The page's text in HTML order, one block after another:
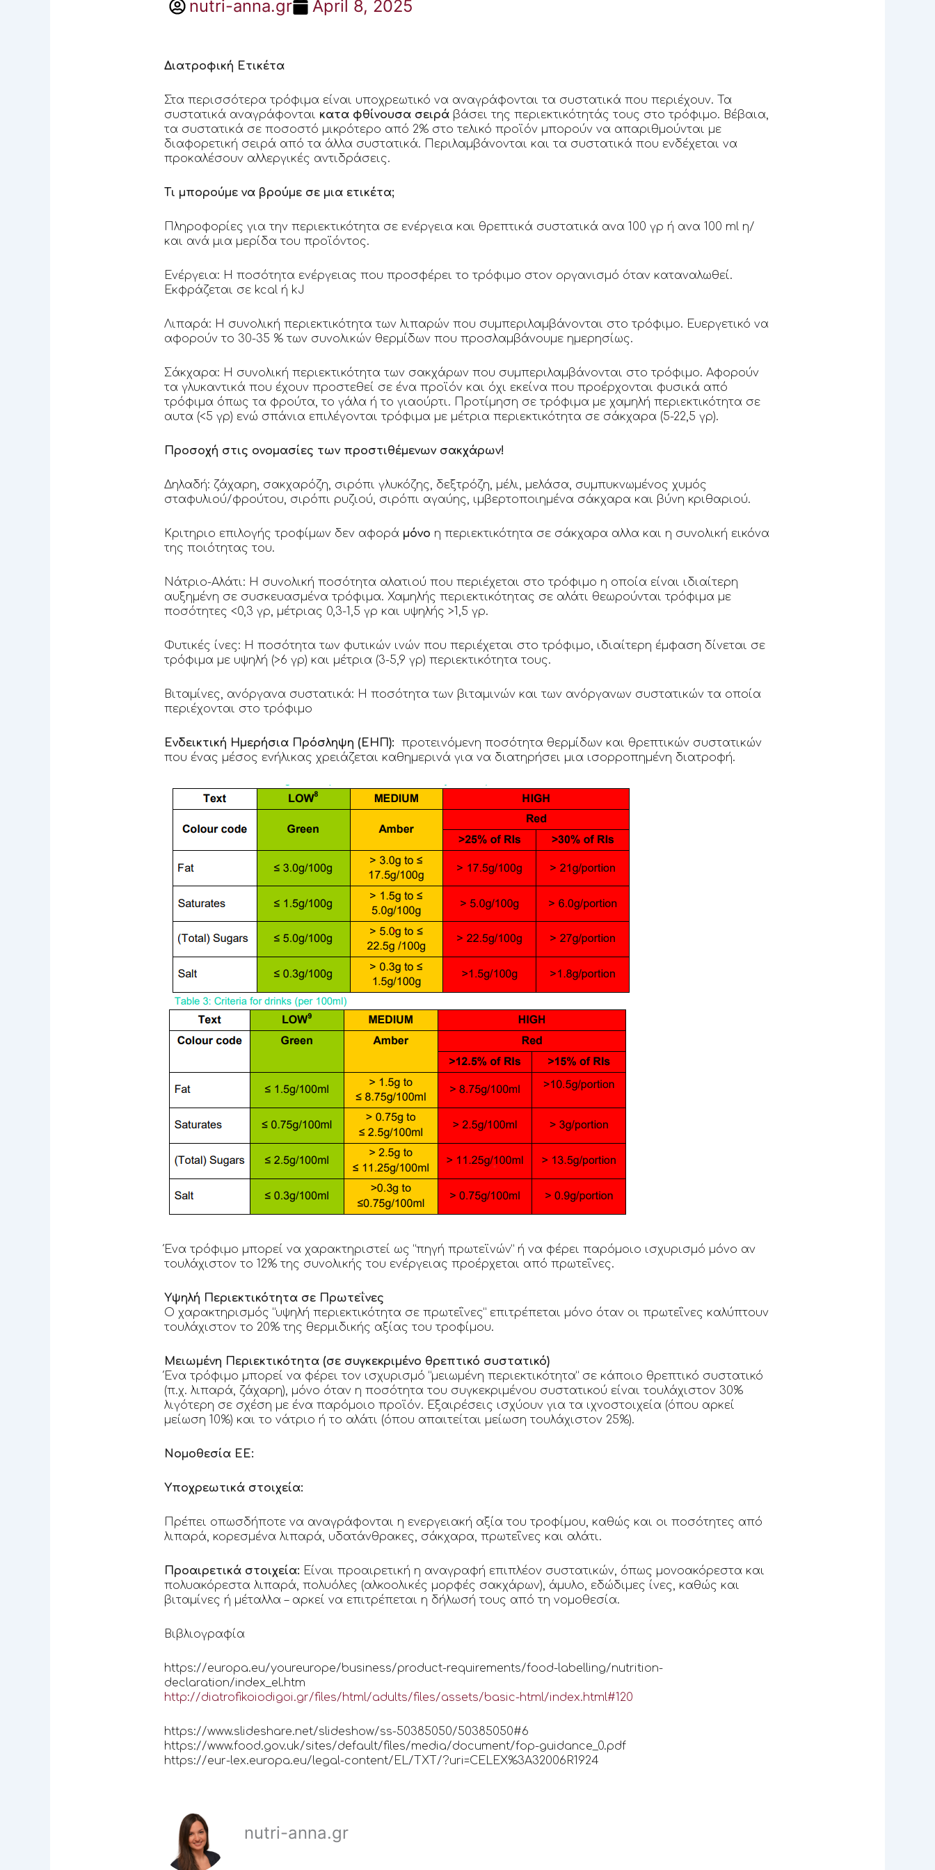
nutri-anna.gr April 8, 2025
Διατροφική Ετικέτα
Στα περισσότερα τρόφιμα είναι υποχρεωτικό να αναγράφονται τα συστατικά που περιέχουν. Τα
συστατικά αναγράφονται κατα φθίνουσα σειράβάσει της περιεκτικότητάς τους στο τρόφιμο. Βέβαια,
τα συστατικά σε ποσοστό μικρότερο από 2% στο τελικό προϊόν μπορούν να απαριθμούνται με
διαφορετική σειρά από τα άλλα συστατικά. Περιλαμβάνονται και τα συστατικά που ενδέχεται να
προκαλέσουν αλλεργικές αντιδράσεις.
Τι μπορούμε να βρούμε σε μια ετικέτα;
Πληροφορίες για την περιεκτικότητα σε ενέργεια και θρεπτικά συστατικά ανα 100 γρ ή ανα 100 ml η/
και ανά μια μερίδα του προϊόντος.
Ενέργεια: Η ποσότητα ενέργειας που προσφέρει το τρόφιμο στον οργανισμό όταν καταναλωθεί.
Εκφράζεται σε kcal ή kJ
Λιπαρά: Η συνολική περιεκτικότητα των λιπαρών που συμπεριλαμβάνονται στο τρόφιμο. Ευεργετικό να
αφορούν το 30-35 % των συνολικών θερμίδων που προσλαμβάνουμε ημερησίως.
Σάκχαρα: Η συνολική περιεκτικότητα των σακχάρων που συμπεριλαμβάνονται στο τρόφιμο. Αφορούν
τα γλυκαντικά που έχουν προστεθεί σε ένα προϊόν και όχι εκείνα που προέρχονται φυσικά από
τρόφιμα όπως τα φρούτα, το γάλα ή το γιαούρτι. Προτίμηση σε τρόφιμα με χαμηλή περιεκτικότητα σε
αυτα (<5 γρ) ενώ σπάνια επιλέγονται τρόφιμα με μέτρια περιεκτικότητα σε σάκχαρα (5-22,5 γρ).
Προσοχή στις ονομασίες των προστιθέμενων σακχάρων!
Δηλαδή: ζάχαρη, σακχαρόζη, σιρόπι γλυκόζης, δεξτρόζη, μέλι, μελάσα, συμπυκνωμένος χυμός
σταφυλιού/φρούτου, σιρόπι ρυζιού, σιρόπι αγαύης, ιμβερτοποιημένα σάκχαρα και βύνη κριθαριού.
Κριτηριο επιλογής τροφίμων δεν αφορά μόνο η περιεκτικότητα σε σάκχαρα αλλα και η συνολική εικόνα
της ποιότητας του.
Νάτριο-Αλάτι: Η συνολική ποσότητα αλατιού που περιέχεται στο τρόφιμο η οποία είναι ιδιαίτερη
αυξημένη σε συσκευασμένα τρόφιμα. Χαμηλής περιεκτικότητας σε αλάτι θεωρούνται τρόφιμα με
ποσότητες <0,3 γρ, μέτριας 0,3-1,5 γρ και υψηλής >1,5 γρ.
Φυτικές ίνες: Η ποσότητα των φυτικών ινών που περιέχεται στο τρόφιμο, ιδιαίτερη έμφαση δίνεται σε
τρόφιμα με υψηλή (>6 γρ) και μέτρια (3-5,9 γρ) περιεκτικότητα τους.
Βιταμίνες, ανόργανα συστατικά: Η ποσότητα των βιταμινών και των ανόργανων συστατικών τα οποία
περιέχονται στο τρόφιμο
Ενδεικτική Ημερήσια Πρόσληψη (ΕΗΠ): προτεινόμενη ποσότητα θερμίδων και θρεπτικών συστατικών
που ένας μέσος ενήλικας χρειάζεται καθημερινά για να διατηρήσει μια ισορροπημένη διατροφή.
Ένα τρόφιμο μπορεί να χαρακτηριστεί ως “πηγή πρωτεϊνών” ή να φέρει παρόμοιο ισχυρισμό μόνο αν
τουλάχιστον το 12% της συνολικής του ενέργειας προέρχεται από πρωτεΐνες.
Υψηλή Περιεκτικότητα σε Πρωτεΐνες
Ο χαρακτηρισμός “υψηλή περιεκτικότητα σε πρωτεΐνες” επιτρέπεται μόνο όταν οι πρωτεΐνες καλύπτουν
τουλάχιστον το 20% της θερμιδικής αξίας του τροφίμου.
Μειωμένη Περιεκτικότητα (σε συγκεκριμένο θρεπτικό συστατικό)
Ένα τρόφιμο μπορεί να φέρει τον ισχυρισμό “μειωμένη περιεκτικότητα” σε κάποιο θρεπτικό συστατικό
(π.χ. λιπαρά, ζάχαρη), μόνο όταν η ποσότητα του συγκεκριμένου συστατικού είναι τουλάχιστον 30%
λιγότερη σε σχέση με ένα παρόμοιο προϊόν. Εξαιρέσεις ισχύουν για τα ιχνοστοιχεία (όπου αρκεί
μείωση 10%) και το νάτριο ή το αλάτι (όπου απαιτείται μείωση τουλάχιστον 25%).
Νομοθεσία ΕΕ:
Υποχρεωτικά στοιχεία:
Πρέπει οπωσδήποτε να αναγράφονται η ενεργειακή αξία του τροφίμου, καθώς και οι ποσότητες από
λιπαρά, κορεσμένα λιπαρά, υδατάνθρακες, σάκχαρα, πρωτεΐνες και αλάτι.
Προαιρετικά στοιχεία: Είναι προαιρετική η αναγραφή επιπλέον συστατικών, όπως μονοακόρεστα και
πολυακόρεστα λιπαρά, πολυόλες (αλκοολικές μορφές σακχάρων), άμυλο, εδώδιμες ίνες, καθώς και
βιταμίνες ή μέταλλα – αρκεί να επιτρέπεται η δήλωσή τους από τη νομοθεσία.
Βιβλιογραφία
https://europa.eu/youreurope/business/product-requirements/food-labelling/nutrition-
declaration/index_el.htm
http://diatrofikoiodigoi.gr/files/html/adults/files/assets/basic-html/index.html#120
https://www.slideshare.net/slideshow/ss-50385050/50385050#6
https://www.food.gov.uk/sites/default/files/media/document/fop-guidance_0.pdf
https://eur-lex.europa.eu/legal-content/EL/TXT/?uri=CELEX%3A32006R1924
nutri-anna.gr